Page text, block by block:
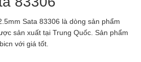
Sata 83306 là dòng sản phẩm
sản xuất tại Trung Quốc. Sản phẩm
với giá tốt.